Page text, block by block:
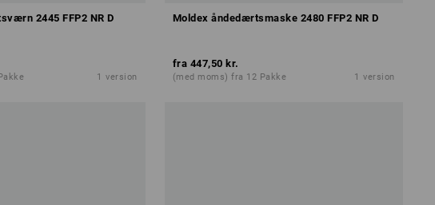
2445 FFP2 NR D
1 version
Moldex åndedærtsmaske 2480 FFP2 NR D
fra 447,50 kr.
(med moms) fra 12 Pakke 1 version